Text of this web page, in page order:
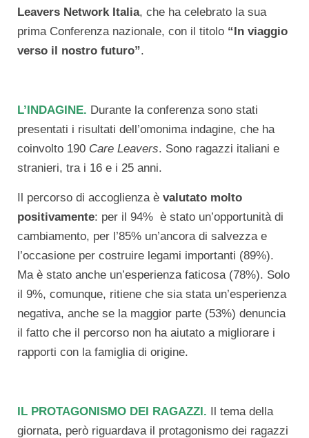
Leavers Network Italia, che ha celebrato la sua
prima Conferenza nazionale, con il titolo “In viaggio
verso il nostro futuro”.
L’INDAGINE. Durante la conferenza sono stati
presentati i risultati dell’omonima indagine, che ha
coinvolto 190 Care Leavers. Sono ragazzi italiani e
stranieri, tra i 16 e i 25 anni.
Il percorso di accoglienza è valutato molto
positivamente: per il 94% è stato un’opportunità di
cambiamento, per l’85% un’ancora di salvezza e
l’occasione per costruire legami importanti (89%).
Ma è stato anche un’esperienza faticosa (78%). Solo
il 9%, comunque, ritiene che sia stata un’esperienza
negativa, anche se la maggior parte (53%) denuncia
il fatto che il percorso non ha aiutato a migliorare i
rapporti con la famiglia di origine.
IL PROTAGONISMO DEI RAGAZZI. Il tema della
giornata, però riguardava il protagonismo dei ragazzi